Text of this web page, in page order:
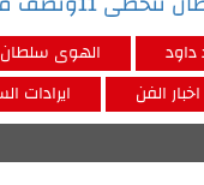
الهوى سلطان داود
ايرادات
اخبار الفن